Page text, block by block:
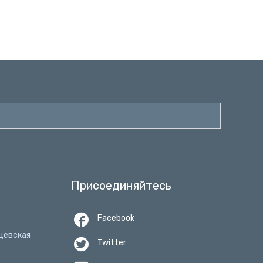
Присоединяйтесь
 Facebook
 Twitter